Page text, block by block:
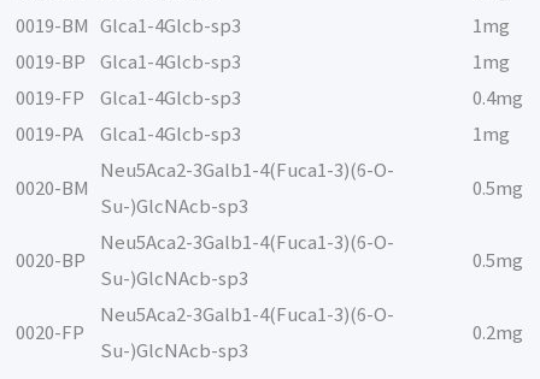
0019-BM
Glca1-4Glcb-sp3
1mg
0019-BP
Glca1-4Glcb-sp3
1mg
0019-FP
Glca1-4Glcb-sp3
0.4mg
0019-PA
Glca1-4Glcb-sp3 1mg
0020-BM
Neu5Aca2-3Galb1-4(Fuca1-3)(6-O-
Su-)GlcNAcb-sp3
0.5mg
0020-BP
Neu5Aca2-3Galb1-4(Fuca1-3)(6-O-
Su-)GlcNAcb-sp3
0.5mg
0020-FP
Neu5Aca2-3Galb1-4(Fuca1-3)(6-O-
Su-)GlcNAcb-sp3
0.2mg